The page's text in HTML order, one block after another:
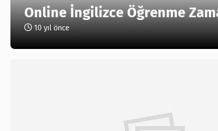
Online İngilizce Öğrenme
10 yıl önce